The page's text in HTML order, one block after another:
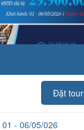
Đặt tour
01 - 06/05/026